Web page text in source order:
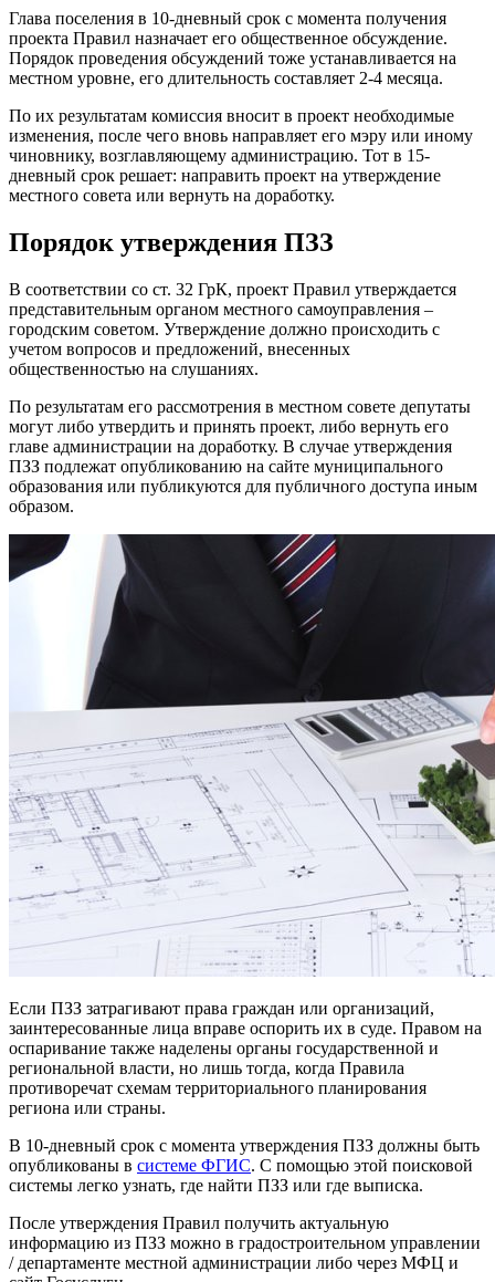
Глава поселения в 10-дневный срок с момента получения
проекта Правил назначает его общественное обсуждение.
Порядок проведения обсуждений тоже устанавливается на
местном уровне, его длительность составляет 2-4 месяца.
По их результатам комиссия вносит в проект необходимые
изменения, после чего вновь направляет его мэру или иному
чиновнику, возглавляющему администрацию. Тот в 15-
дневный срок решает: направить проект на утверждение
местного совета или вернуть на доработку.
Порядок утверждения ПЗЗ
В соответствии со ст. 32 ГрК, проект Правил утверждается
представительным органом местного самоуправления –
городским советом. Утверждение должно происходить с
учетом вопросов и предложений, внесенных
общественностью на слушаниях.
По результатам его рассмотрения в местном совете депутаты
могут либо утвердить и принять проект, либо вернуть его
главе администрации на доработку. В случае утверждения
ПЗЗ подлежат опубликованию на сайте муниципального
образования или публикуются для публичного доступа иным
образом.
Если ПЗЗ затрагивают права граждан или организаций,
заинтересованные лица вправе оспорить их в суде. Правом на
оспаривание также наделены органы государственной и
региональной власти, но лишь тогда, когда Правила
противоречат схемам территориального планирования
региона или страны.
В 10-дневный срок с момента утверждения ПЗЗ должны быть
опубликованы в системе ФГИС. С помощью этой поисковой
системы легко узнать, где найти ПЗЗ или где выписка.
После утверждения Правил получить актуальную
информацию из ПЗЗ можно в градостроительном управлении
/ департаменте местной администрации либо через МФЦ и